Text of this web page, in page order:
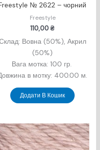
№ 2622 – чорний
Freestyle
110,00₴
Вовна (50%), Акрил
(50%)
Вага мотка: 100 гр.
в мотку: 400.00 м.
Додати В Кошик